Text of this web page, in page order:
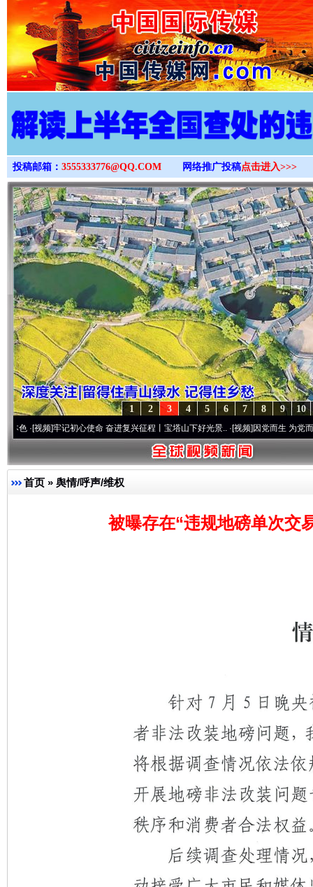
>
投稿邮箱： 3555333776@QQ.COM 网络推广投稿点击进入>>>
10
9
8
7
6
5
4
3
2
1
牢记初心使命 奋进复兴征程丨宝塔山下好光景..·[视频]因党而生 为党而战——百年
首页 » 舆情/呼声/维权
被曝存在“违规地磅单次交